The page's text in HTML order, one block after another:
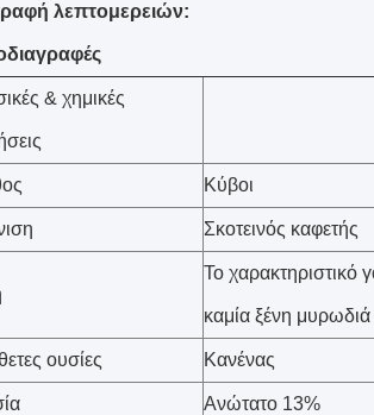
λεπτομερειών:
& χημικές
Κύβοι
Σκοτεινός καφετής
Το χαρακτηριστικό
καμία ξένη
ουσίες Κανένας
Ανώτατο 13%